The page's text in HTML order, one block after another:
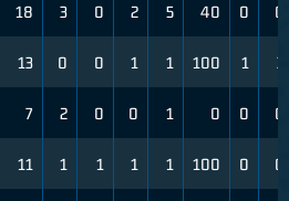
18 3 0 2 5 40 0 0
13 0 0 1 1 100 1 3
7 2 0 0 1 0 0 0
11 1 1 1 1 100 0 0